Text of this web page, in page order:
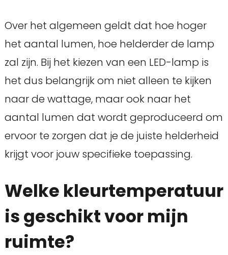
Over het algemeen geldt dat hoe hoger
het aantal lumen, hoe helderder de lamp
zal zijn. Bij het kiezen van een LED-lamp is
het dus belangrijk om niet alleen te kijken
naar de wattage, maar ook naar het
aantal lumen dat wordt geproduceerd om
ervoor te zorgen dat je de juiste helderheid
krijgt voor jouw specifieke toepassing.
Welke kleurtemperatuur
is geschikt voor mijn
ruimte?